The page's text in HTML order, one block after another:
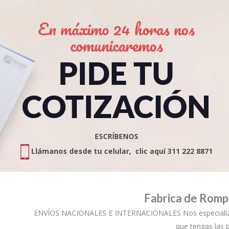
En máximo 24 horas nos
comunicaremos
PIDE TU
COTIZACIÓN
ESCRÍBENOS
Llámanos desde tu celular, clic aquí 311 222 8871
Fabrica de
ENVÍOS NACIONALES E INTERNACIONALES Nos
que tengas las